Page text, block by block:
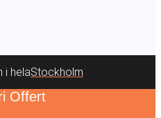
i helaStockholm
Offert